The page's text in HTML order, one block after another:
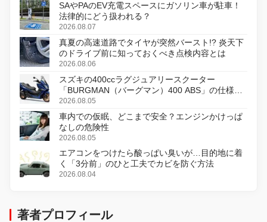
SAやPAのEV充電スペースにガソリン車が駐車！
法律的にどう扱われる？
2026.08.07
真夏の高速道路でタイヤが突然バースト!? 炎天下
のドライブ前に知っておくべき点検内容とは
2026.08.06
スズキの400ccラグジュアリースクーター
「BURGMAN（バーグマン）400 ABS」の仕様を
変更し、8月18日に発売
2026.08.05
車内での仮眠、どこまで安全？エンジンかけっぱ
なしの危険性
2026.08.05
エアコンをつけたら酸っぱい臭いが…目的地に着
く「3分前」のひと工夫でカビを防ぐ方法
2026.08.04
著者プロフィール